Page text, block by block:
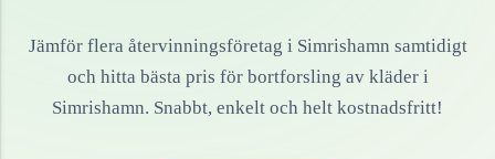
Jämför flera återvinningsföretag i Simrishamn samtidigt
och hitta bästa pris för bortforsling av kläderi
Simrishamn. Snabbt, enkelt och helt kostnadsfritt!